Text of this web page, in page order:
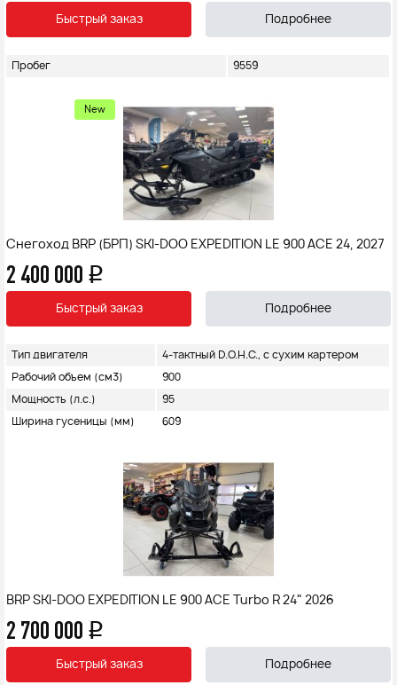
Быстрый заказ Подробнее
Пробег 9559
New
Снегоход BRP (БРП) SKI-DOO EXPEDITION LE 900 ACE 24, 2027
2 400 000 q
Быстрый заказ Подробнее
Тип двигателя 4-тактный D.O.H.C., с сухим картером
Рабочий объем (см3) 900
Мощность (л.с.) 95
Ширина гусеницы (мм) 609
BRP SKI-DOO EXPEDITION LE 900 ACE Turbo R 24" 2026
2 700 000 q
Быстрый заказ Подробнее